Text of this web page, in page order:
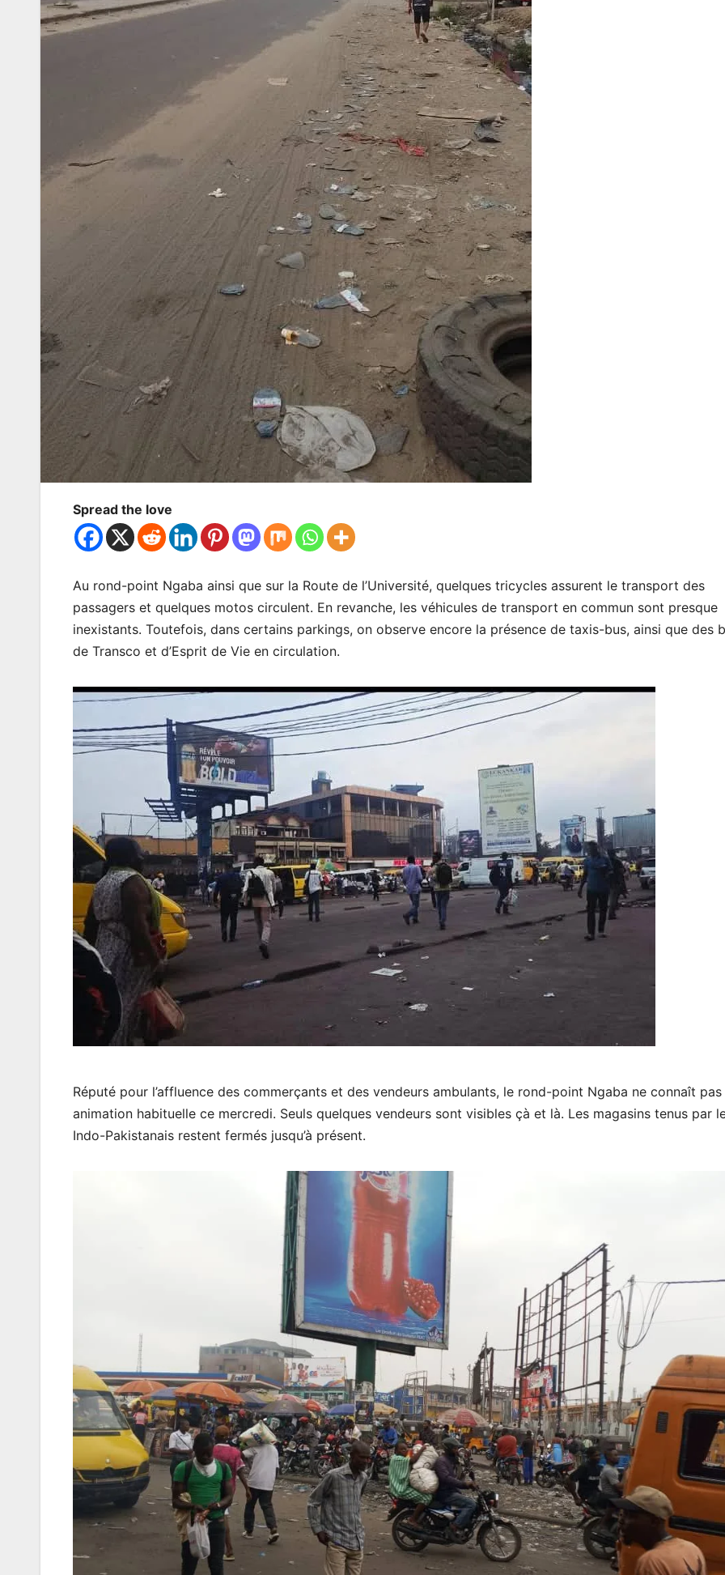
Spread the love
Au rond-point Ngaba ainsi que sur la Route de l’Université, quelques tricycles assurent le transport des
passagers et quelques motos circulent. En revanche, les véhicules de transport en commun sont presque
inexistants. Toutefois, dans certains parkings, on observe encore la présence de taxis-bus, ainsi que des
de Transco et d’Esprit de Vie en circulation.
Réputé pour l’affluence des commerçants et des vendeurs ambulants, le rond-point Ngaba ne connaît pas
animation habituelle ce mercredi. Seuls quelques vendeurs sont visibles çà et là. Les magasins tenus par
Indo-Pakistanais restent fermés jusqu’à présent.